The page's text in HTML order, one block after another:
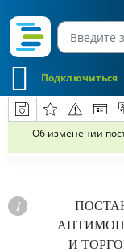
Подключиться
Об изменении
И